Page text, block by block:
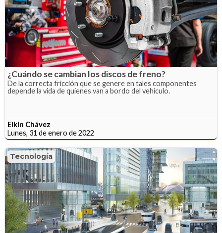
¿Cuándo se cambian los discos de freno?
De la correcta fricción que se genere en tales componentes
depende la vida de quienes van a bordo del vehículo.
Elkin Chávez
Lunes, 31 de enero de 2022
Tecnología